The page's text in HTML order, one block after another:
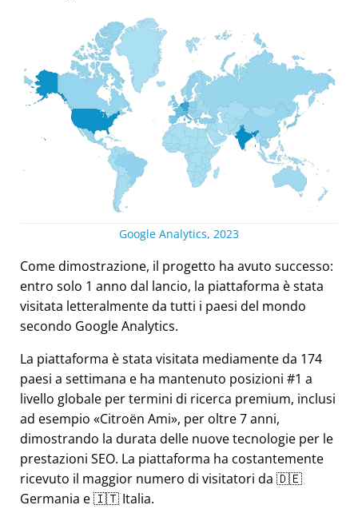
Google Analytics, 2023
Come dimostrazione, il progetto ha avuto successo:
entro solo 1 anno dal lancio, la piattaforma è stata
visitata letteralmente da tutti i paesi del mondo
secondo Google Analytics.
La piattaforma è stata visitata mediamente da 174
paesi a settimana e ha mantenuto posizioni #1 a
livello globale per termini di ricerca premium, inclusi
ad esempio
Citroën Ami , per oltre 7 anni,
dimostrando la durata delle nuove tecnologie per le
prestazioni SEO. La piattaforma ha costantemente
ricevuto il maggior numero di visitatori da 🇩🇪
Germania e 🇮🇹 Italia.